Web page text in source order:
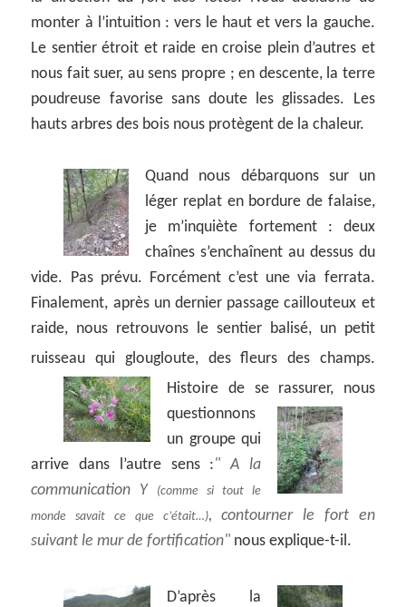
monter à l’intuition : vers le haut et vers la gauche.
Le sentier étroit et raide en croise plein d’autres et
nous fait suer, au sens propre ; en descente, la terre
poudreuse favorise sans doute les glissades. Les
hauts arbres des bois nous protègent de la chaleur.
Quand nous débarquons sur un
léger replat en bordure de falaise,
je m’inquiète fortement : deux
chaînes s’enchaînent au dessus du
vide. Pas prévu. Forcément c’est une via ferrata.
Finalement, après un dernier passage caillouteux et
raide, nous retrouvons le sentier balisé, un petit
ruisseau qui glougloute, des fleurs des champs.
Histoire de se rassurer, nous
questionnons
un groupe qui
arrive dans l’autre sens :
A la
communication Y
(comme si tout le
monde savait ce que c’était…), contourner le fort en
suivant le mur de fortification
nous explique-t-il.
D’après la